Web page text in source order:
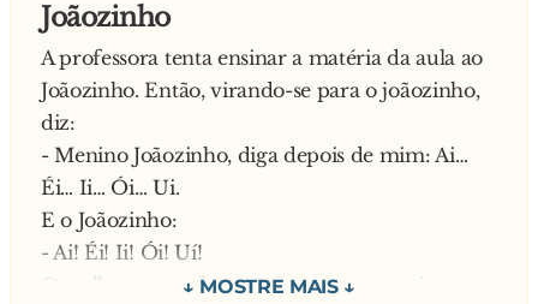
Joãozinho
A professora tenta ensinar a matéria da aula ao
Joãozinho. Então, virando-se para o joãozinho,
diz:
- Menino Joãozinho, diga depois de mim: Ai…
Éi… Ii… Ói… Ui.
E o Joãozinho:
- Ai! Éi! Ii! Ói! Uí!
Orgulhosa a professora, mas mesmo assim